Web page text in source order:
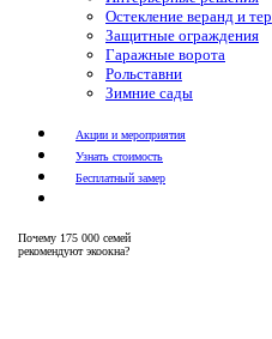
Остекление веранд и
Защитные ограждения
Гаражные ворота
Рольставни
Зимние сады
Акции и мероприятия
Узнать стоимость
Бесплатный замер
Почему 175 000 семей
рекомендуют экоокна?